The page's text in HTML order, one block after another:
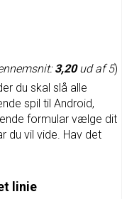
3,20ud af 5)
du skal slå alle
spil til Android,
formular vælge dit
du vil vide. Hav det
linie